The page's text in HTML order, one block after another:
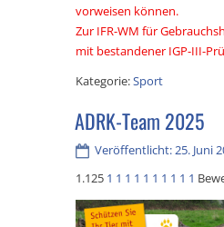
vorweisen können.
Zur IFR-WM für
mit bestandener IGP-III-
Kategorie:Sport
ADRK-Team 2025
Veröffentlicht: 25. Juni
1.125 1 1 1 1 1 1 1 1 1 1